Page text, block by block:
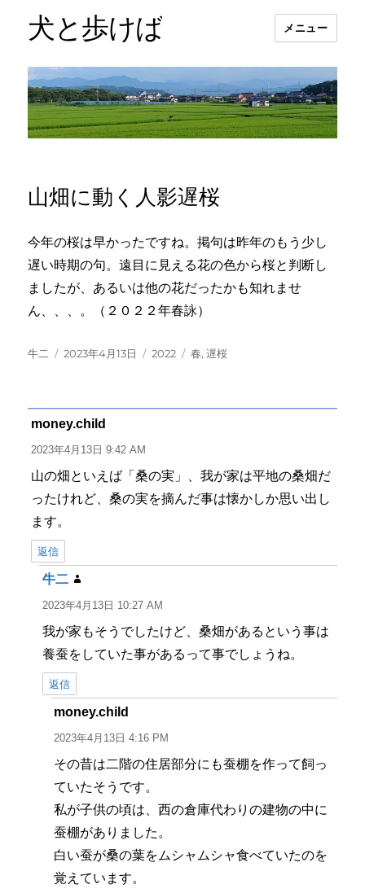
犬と歩けば メニュー
山畑に動く人影遅桜
今年の桜は早かったですね。掲句は昨年のもう少し
遅い時期の句。遠目に見える花の色から桜と判断し
ましたが、あるいは他の花だったかも知れませ
ん、、、。（２０２２年春詠）
投
牛二
投
2023年4月13日
カ
2022
タ
春,遅桜
money.child
り:
2023年4月13日 9:42 AM
山の畑といえば「桑の実」、我が家は平地の桑畑だ
ったけれど、桑の実を摘んだ事は懐かしか思い出し
ます。
返信
牛二
り:
2023年4月13日 10:27 AM
我が家もそうでしたけど、桑畑があるという事は
養蚕をしていた事があるって事でしょうね。
返信
money.child
り:
2023年4月13日 4:16 PM
その昔は二階の住居部分にも蚕棚を作って飼っ
ていたそうです。
私が子供の頃は、西の倉庫代わりの建物の中に
蚕棚がありました。
白い蚕が桑の葉をムシャムシャ食べていたのを
覚えています。